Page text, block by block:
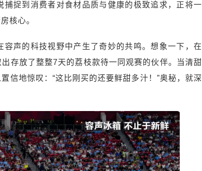
捉到消费者对食材品质与健康的极致追求，正将一
核心。
声的科技视野中产生了奇妙的共鸣。想象一下，在
存放了整整7天的荔枝款待一同观赛的伙伴。当清甜
信地惊叹：“这比刚买的还要鲜甜多汁！”奥秘，就深